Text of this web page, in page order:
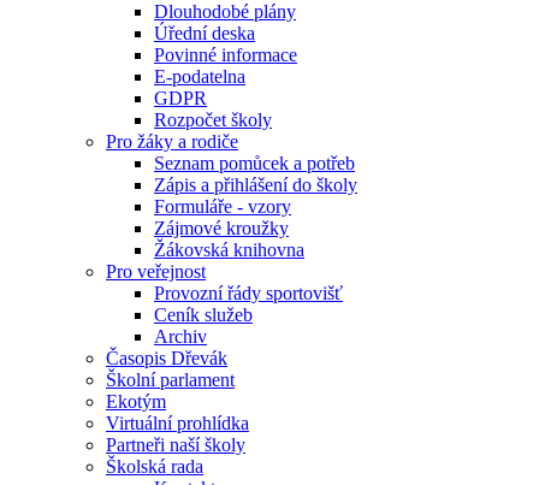
Dlouhodobé plány
Úřední deska
Povinné informace
E-podatelna
GDPR
Rozpočet školy
Pro žáky a rodiče
Seznam pomůcek a potřeb
Zápis a přihlášení do školy
Formuláře - vzory
Zájmové kroužky
Žákovská knihovna
Pro veřejnost
Provozní řády sportovišť
Ceník služeb
Archiv
Časopis Dřevák
Školní parlament
Ekotým
Virtuální prohlídka
Partneři naší školy
Školská rada